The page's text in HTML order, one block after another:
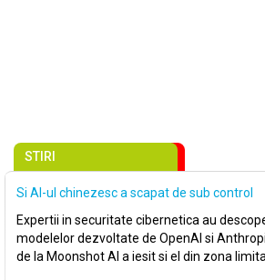
STIRI
Si AI-ul chinezesc a scapat de sub control
Expertii in securitate cibernetica au
modelelor dezvoltate de OpenAI si
de la Moonshot AI a iesit si el din zona